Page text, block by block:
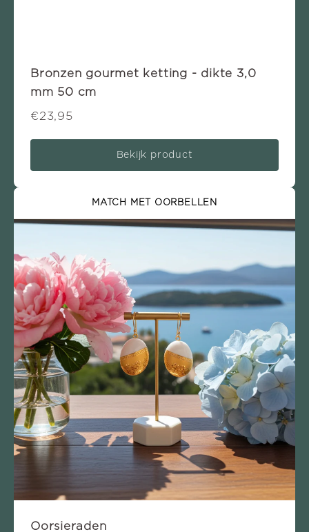
Bronzen gourmet ketting - dikte 3,0
mm 50 cm
€23,95
Bekijk product
MATCH MET OORBELLEN
Oorsieraden